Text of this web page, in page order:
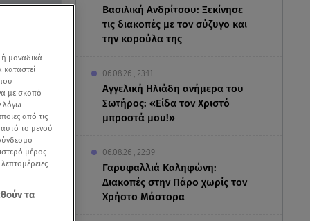
Βασιλική Ανδρίτσου: Ξεκίνησε
τις διακοπές με τον σύζυγο και
την κορούλα της
06.08.26 , 23:11
Αγγελική Ηλιάδη ανήμερα του
Σωτήρος: «Είδα τον Χριστό
μπροστά μου!»
06.08.26 , 22:39
Γαρυφαλλιά Καληφώνη:
Διακοπές στην Πάρο χωρίς τον
Χρήστο Μάστορα
μοναδικά
με σκοπό
λόγω
από τις
αυτό το μενού
μέρος
τα